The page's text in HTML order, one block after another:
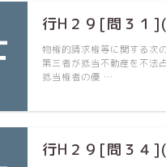
行H２９[問３１
物権的請求権等に関する次
第三者が抵当不動産を不法
抵当権者の優 …
行H２９[問３